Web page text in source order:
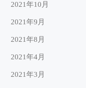
2021年10月
2021年9月
2021年8月
2021年4月
2021年3月